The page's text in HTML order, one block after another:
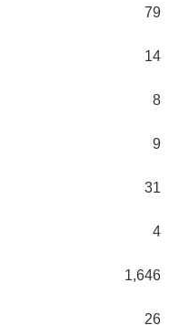
79
14
8
9
31
4
1,646
26